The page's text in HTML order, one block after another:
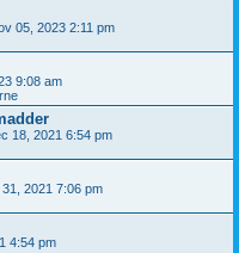
05, 2023 2:11 pm
9:08 am
18, 2021 6:54 pm
2021 7:06 pm
4:54 pm